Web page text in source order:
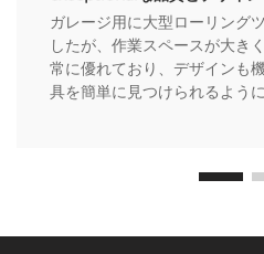
ガレージ用に大型ローリング
したが、作業スペースが大き
常に優れており、デザインも
具を簡単に見つけられるよう